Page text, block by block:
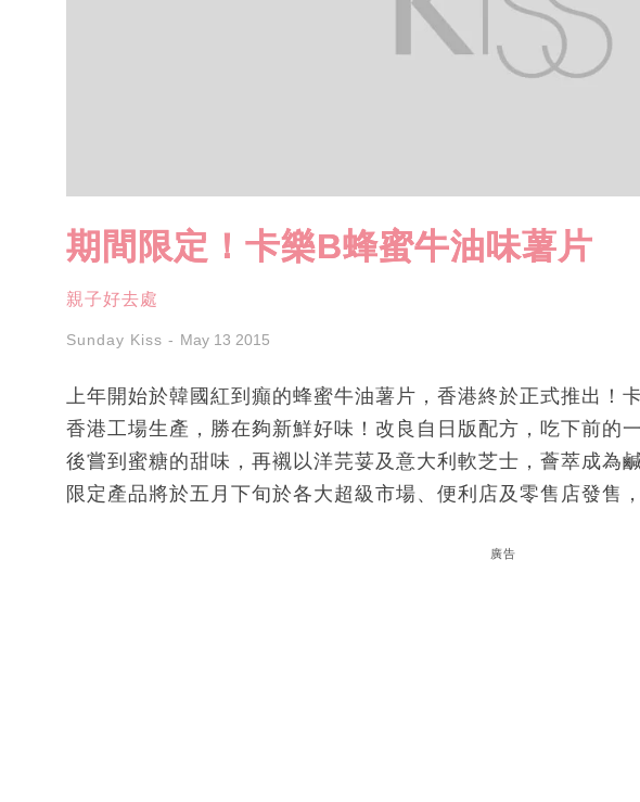
期間限定！卡樂B蜂蜜牛油味薯片
親子好去處
Sunday Kiss May 13 2015
上年開始於韓國紅到癲的蜂蜜牛油薯片，香港終於正式推出！
香港工場生產，勝在夠新鮮好味！改良自日版配方，吃下前的
後嘗到蜜糖的甜味，再襯以洋芫荽及意大利軟芝士，薈萃成為
限定產品將於五月下旬於各大超級市場、便利店及零售店發售
廣告